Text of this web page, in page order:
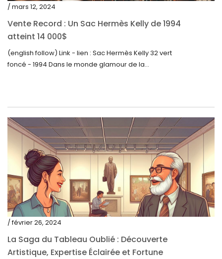
avril 2022
mars 2022
février 2022
septembre 2021
août 2021
juillet 2021
juin 2021
mai 2021
avril 2021
mars 2021
janvier 2021
/ mars 12, 2024
Vente Record : Un Sac Hermès Kelly de 1994
atteint 14 000$
(english follow) Link - lien : Sac Hermès Kelly 32 vert
foncé - 1994 Dans le monde glamour de la...
/ février 26, 2024
La Saga du Tableau Oublié : Découverte
Artistique, Expertise Éclairée et Fortune